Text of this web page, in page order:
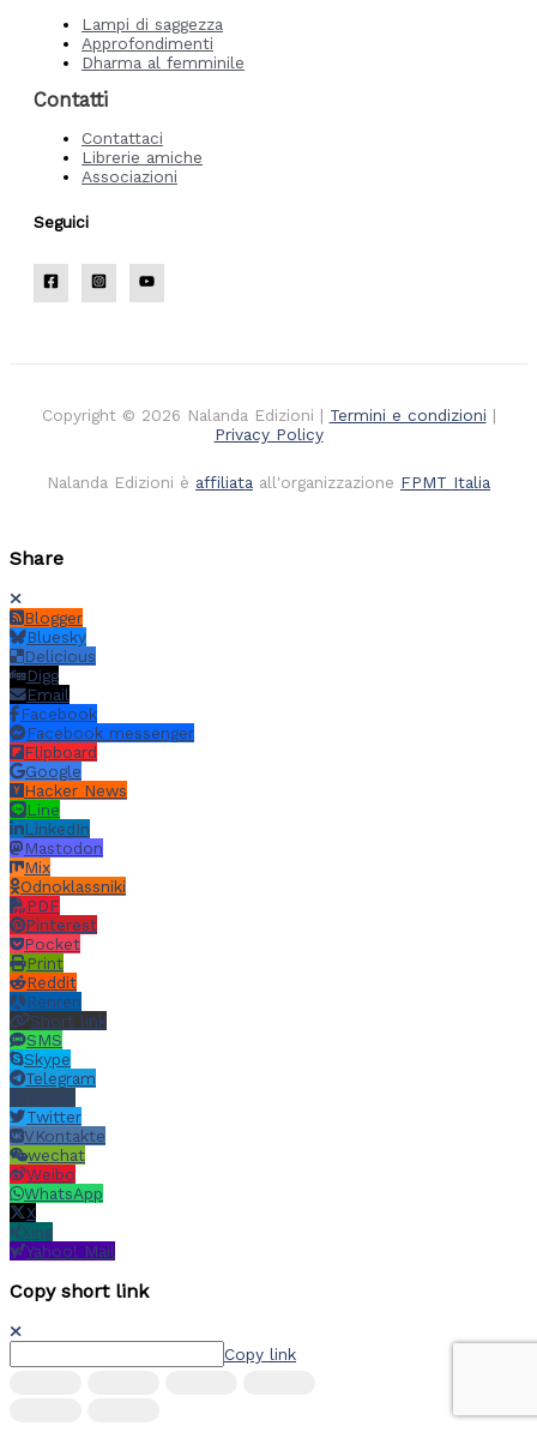
Lampi di saggezza
Approfondimenti
Dharma al femminile
Contatti
Contattaci
Librerie amiche
Associazioni
Seguici
Copyright © 2026 Nalanda Edizioni | Termini e condizioni |
Privacy Policy
Nalanda Edizioni è affiliata all'organizzazione FPMT Italia
Share
Blogger
Bluesky
Delicious
Digg
Email
Facebook
Facebook messenger
Flipboard
Google
Hacker News
Line
LinkedIn
Mastodon
Mix
Odnoklassniki
PDF
Pinterest
Pocket
Print
Reddit
Renren
Short link
SMS
Skype
Telegram
Twitter
VKontakte
wechat
Weibo
WhatsApp
X
Xing
Yahoo! Mail
Copy short link
Copy link